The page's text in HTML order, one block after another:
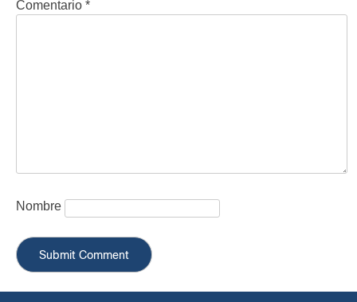
Comentario *
Nombre